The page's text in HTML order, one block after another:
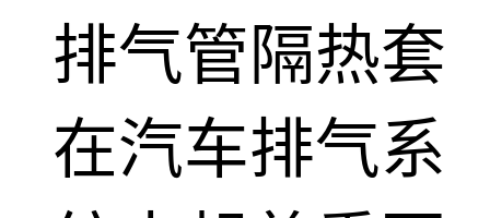
排气管隔热套
在汽车排气系